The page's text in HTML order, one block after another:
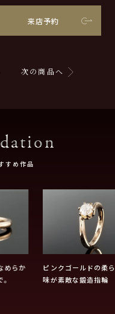
来店予約
次の商品へ
すめ作品
めらか
ピンクゴールドの柔
味が素敵な鍛造指輪